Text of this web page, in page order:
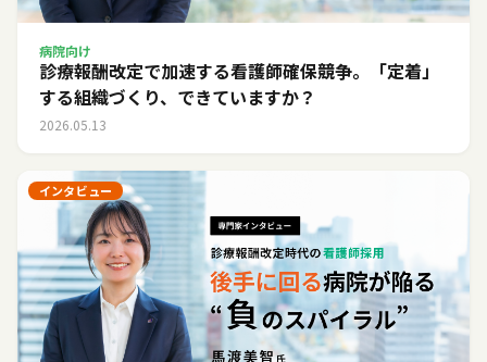
病院向け
診療報酬改定で加速する看護師確保競争。「定着」
する組織づくり、できていますか？
2026.05.13
インタビュー